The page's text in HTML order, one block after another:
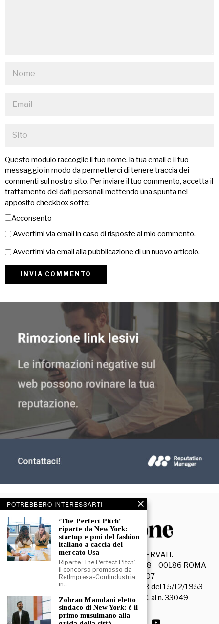
Questo modulo raccoglie il tuo nome, la tua email e il tuo
messaggio in modo da permetterci di tenere traccia dei
commenti sul nostro sito. Per inviare il tuo commento, accetta il
trattamento dei dati personali mettendo una spunta nel
apposito checkbox sotto:
Acconsento
Avvertimi via email in caso di risposte al mio commento.
Avvertimi via email alla pubblicazione di un nuovo articolo.
© 2026- TUTTI I DIRITTI RISERVATI.
La Discussione S.r.l. – Piazza Capranica, 78 – 00186 ROMA
C.F. e P. IVA 15045971007
Registrazione Tribunale di Roma n. 3628 del 15/12/1953
La società editrice è iscritta al R.O.C. al n. 33049
POTREBBERO INTERESSARTI
‘The Perfect Pitch’
riparte da New York:
startup e pmi del fashion
italiano a caccia del
mercato Usa
Riparte ‘The Perfect Pitch’,
il concorso promosso da
RetImpresa-Confindustria
in…
Zohran Mamdani eletto
sindaco di New York: è il
primo musulmano alla